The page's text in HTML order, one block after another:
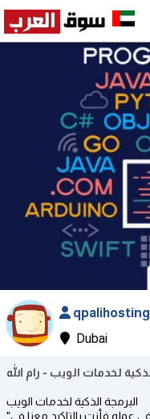
qpalihosting
Dubai
البرمجة الذكية لخدمات الويب
"اذا كنت ممن يبحث عن التميز والابداع في عمله فأنت بالتاكيد معنا في